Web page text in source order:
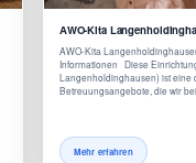
AWO-Kita
AWO-Kita
Informationen Diese
Langenholdinghausen) ist eine
Betreuungsangebote, die wir bei
Mehr erfahren